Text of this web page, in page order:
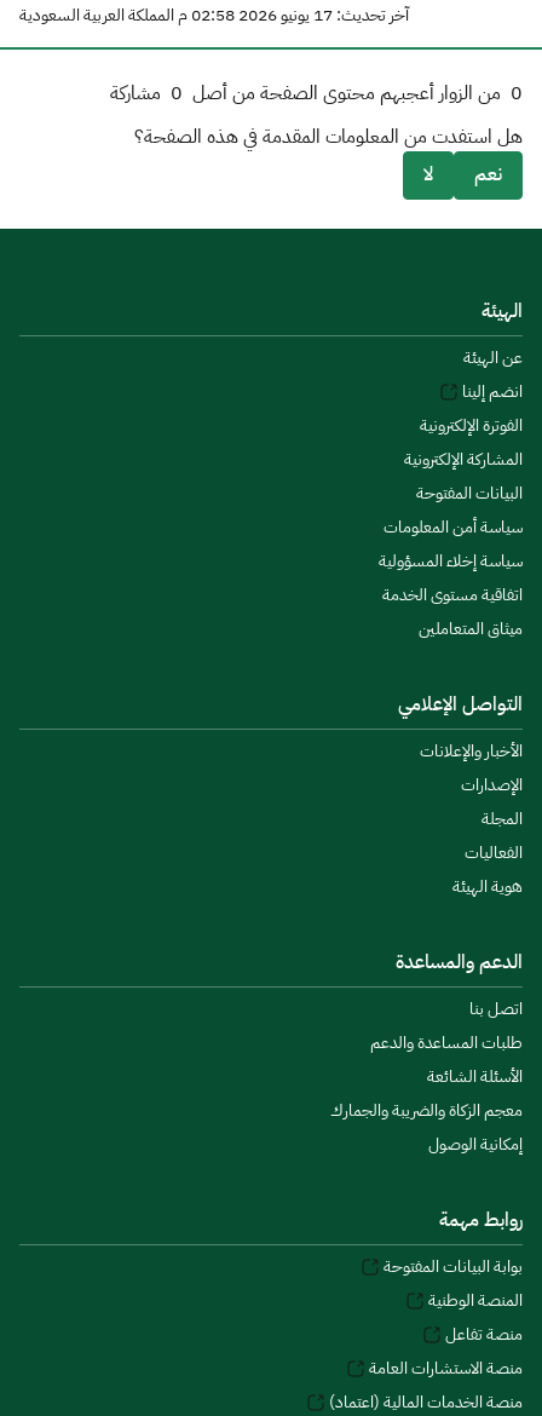
آخر تحديث: 17 يونيو 2026 02:58 م المملكة العربية السعودية
0 من الزوار أعجبهم محتوى الصفحة من أصل 0 مشاركة
هل استفدت من المعلومات المقدمة في هذه الصفحة؟
نعم
لا
الهيئة
عن الهيئة
انضم إلينا
الفوترة الإلكترونية
المشاركة الإلكترونية
البيانات المفتوحة
سياسة أمن المعلومات
سياسة إخلاء المسؤولية
اتفاقية مستوى الخدمة
ميثاق المتعاملين
التواصل الإعلامي
الأخبار والإعلانات
الإصدارات
المجلة
الفعاليات
هوية الهيئة
الدعم والمساعدة
اتصل بنا
طلبات المساعدة والدعم
الأسئلة الشائعة
معجم الزكاة والضريبة والجمارك
إمكانية الوصول
روابط مهمة
بوابة البيانات المفتوحة
المنصة الوطنية
منصة تفاعل
منصة الاستشارات العامة
منصة الخدمات المالية (اعتماد)